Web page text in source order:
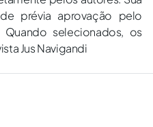
prévia aprovação pelo
selecionados, os
Jus Navigandi